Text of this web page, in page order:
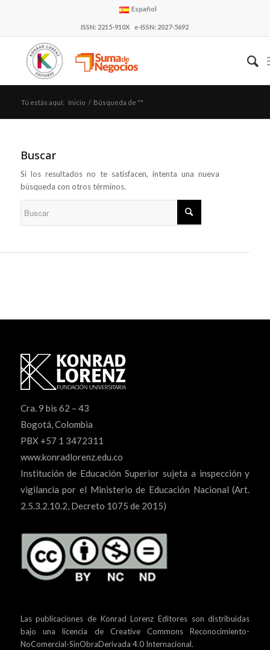
Español
ISSN: 2215-910X e-ISSN: 2027-5692
Tú estás aquí: Inicio / Búsqueda de ""
Buscar
Si los resultados no te satisfacen, intenta una nueva
búsqueda con otros términos.
Cra. 9 bis 62 – 43
Bogotá, Colombia
PBX +57 1 3472311
www.konradlorenz.edu.co
Institución de Educación Superior sujeta a inspección y
vigilancia por el Ministerio de Educación Nacional (Art.
2.5.3.2.10.2, Decreto 1075 de 2015)
Las publicaciones de Konrad Lorenz Editores son distribuidas
bajo unalicencia de Creative Commons Reconocimiento-
NoComercial-SinObraDerivada 4.0 Internacional.